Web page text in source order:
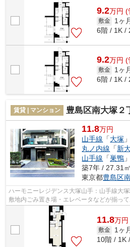
9.2万円 (
敷金 1ヶ
6階 / 1K /
9.2万円 (
敷金 1ヶ
6階 / 1K /
賃貸 | マンション 豊島区南大塚２
11.8万円
山手線 「大塚
丸ノ内線 「新
山手線 「巣鴨
築7年 / 27.31㎡
東京都豊島区
ハーモニーレジデンス大塚山手：山手線大
敷地内ごみ置き場・エレベータなどが揃っ
電車での移動に役立つ物件です。みなさ...
11.8万円
敷金 1ヶ
10階 / 1K